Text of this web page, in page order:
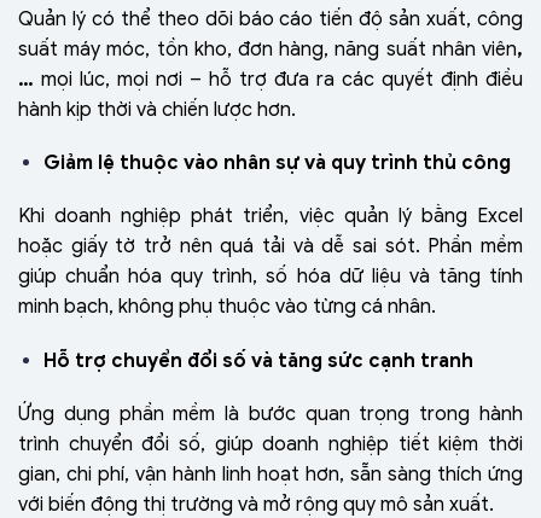
Quản lý có thể theo dõi báo cáo tiến độ sản xuất, công
suất máy móc, tồn kho, đơn hàng, năng suất nhân viên,
… mọi lúc, mọi nơi – hỗ trợ đưa ra các quyết định điều
hành kịp thời và chiến lược hơn.
Giảm lệ thuộc vào nhân sự và quy trình thủ công
Khi doanh nghiệp phát triển, việc quản lý bằng Excel
hoặc giấy tờ trở nên quá tải và dễ sai sót. Phần mềm
giúp chuẩn hóa quy trình, số hóa dữ liệu và tăng tính
minh bạch, không phụ thuộc vào từng cá nhân.
Hỗ trợ chuyển đổi số và tăng sức cạnh tranh
Ứng dụng phần mềm là bước quan trọng trong hành
trình chuyển đổi số, giúp doanh nghiệp tiết kiệm thời
gian, chi phí, vận hành linh hoạt hơn, sẵn sàng thích ứng
với biến động thị trường và mở rộng quy mô sản xuất.